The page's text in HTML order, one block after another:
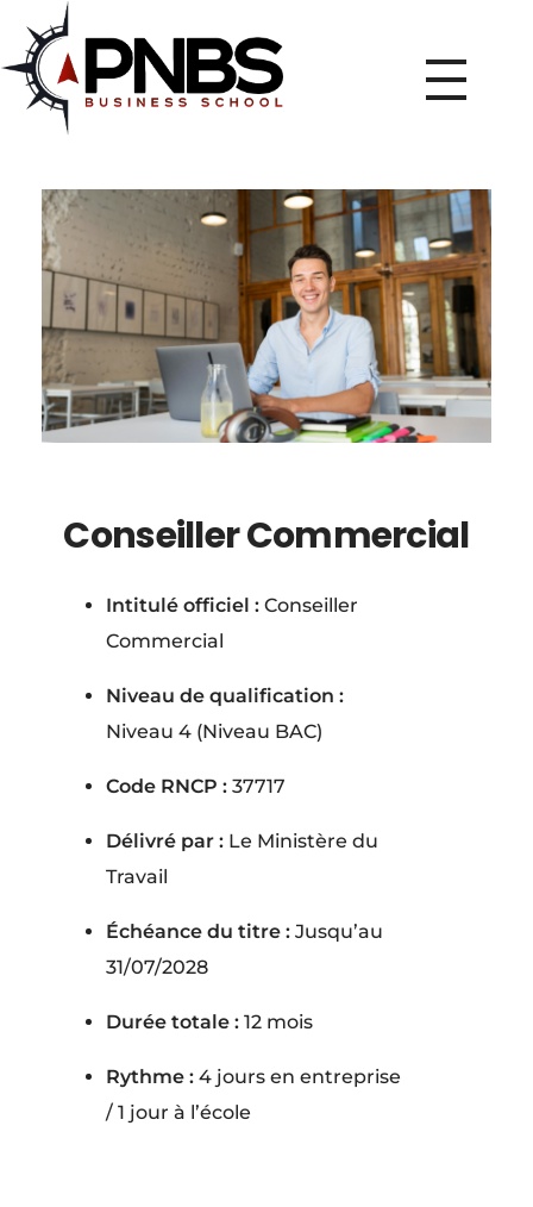
Conseiller Commercial
Intitulé officiel : Conseiller
Commercial
Niveau de qualification :
Niveau 4 (Niveau BAC)
Code RNCP : 37717
Délivré par : Le Ministère du
Travail
Échéance du titre : Jusqu’au
31/07/2028
Durée totale : 12 mois
Rythme : 4 jours en entreprise
/ 1 jour à l’école